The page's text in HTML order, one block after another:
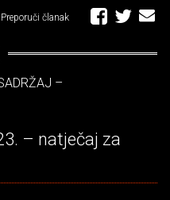
Preporuči članak
–
– natječaj za